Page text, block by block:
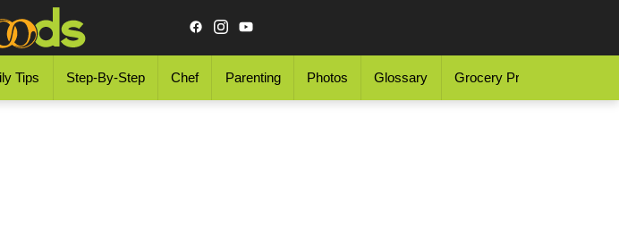
Tips Step-By-Step Chef Parenting Photos Glossary Grocery Price